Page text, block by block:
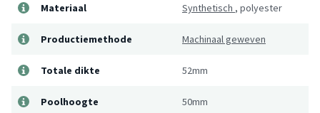
Materiaal Synthetisch , polyester
Productiemethode Machinaal geweven
Totale dikte 52mm
Poolhoogte 50mm